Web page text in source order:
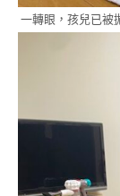
一轉眼，孩兒已被